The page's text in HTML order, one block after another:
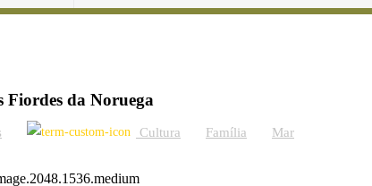
Fiordes da Noruega
Cultura Família Mar